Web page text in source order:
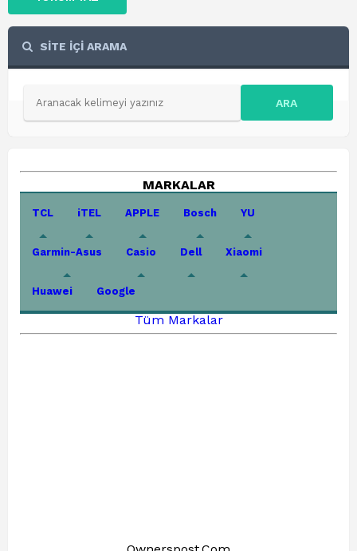
SİTE İÇİ ARAMA
ARA
MARKALAR
TCL iTEL APPLE Bosch YU
Garmin-Asus Casio Dell Xiaomi
Huawei Google
Tüm Markalar